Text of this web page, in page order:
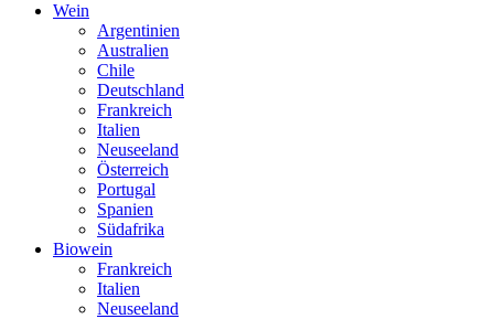
Wein
Argentinien
Australien
Chile
Deutschland
Frankreich
Italien
Neuseeland
Österreich
Portugal
Spanien
Südafrika
Biowein
Frankreich
Italien
Neuseeland